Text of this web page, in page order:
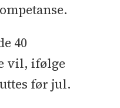
40
vil, ifølge
før jul.